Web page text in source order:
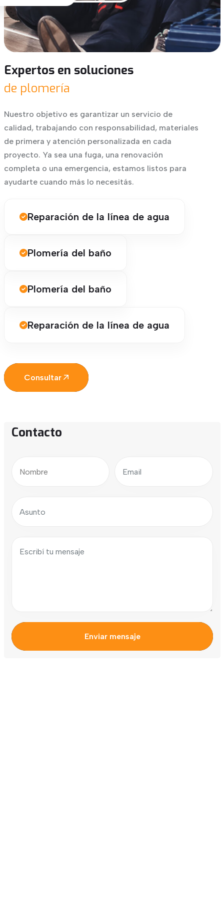
Expertos en soluciones
de plomería
Nuestro objetivo es garantizar un servicio de
calidad, trabajando con responsabilidad, materiales
de primera y atención personalizada en cada
proyecto. Ya sea una fuga, una renovación
completa o una emergencia, estamos listos para
ayudarte cuando más lo necesitás.
Reparación de la línea de agua
Plomería del baño
Plomería del baño
Reparación de la línea de agua
Consultar
Contacto
Enviar mensaje